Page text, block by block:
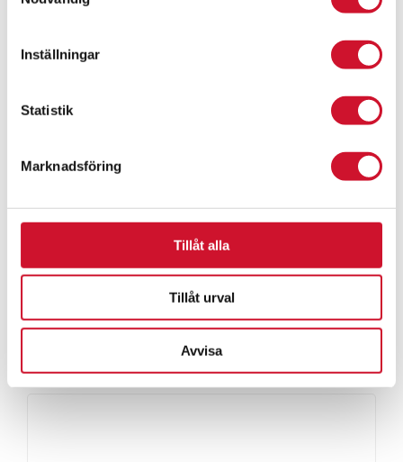
Inställningar
Statistik
Marknadsföring
Tillåt alla
Tillåt urval
Avvisa
Medalj 50 mm – standardmotiv
12.90kr
ArtikelNr:9518